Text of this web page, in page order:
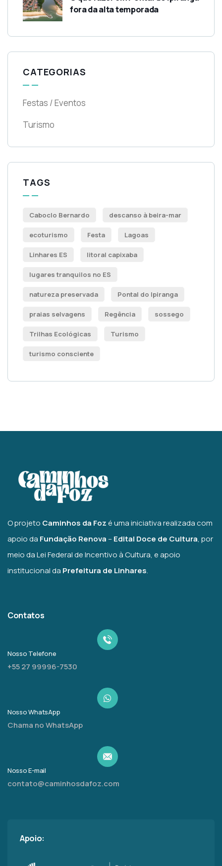
fora da alta temporada
CATEGORIAS
Festas / Eventos
Turismo
TAGS
Caboclo Bernardo descanso à beira-mar
ecoturismo Festa Lagoas
Linhares ES litoral capixaba
lugares tranquilos no ES
natureza preservada Pontal do Ipiranga
praias selvagens Regência sossego
Trilhas Ecológicas Turismo
turismo consciente
O projeto Caminhos da Fozé uma iniciativa realizada com
apoio da Fundação Renova –Edital Doce de Cultura, por
meio da Lei Federal de Incentivo à Cultura, e apoio
institucional da Prefeitura de Linhares.
Contatos
Nosso Telefone
+55 27 99996-7530
Nosso WhatsApp
Chama no WhatsApp
Nosso E-mail
contato@caminhosdafoz.com
Apoio: